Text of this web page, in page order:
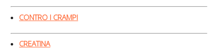
CONTRO I CRAMPI
CREATINA